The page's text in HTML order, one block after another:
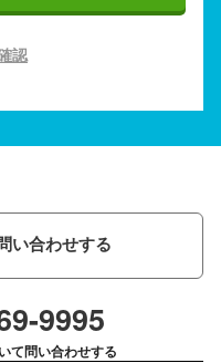
認
い合わせする
9995
て問い合わせする